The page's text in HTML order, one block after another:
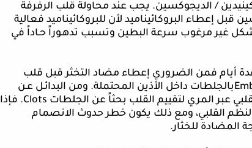
/ الديجوكسين. يجب عند محاولة قلب الرفرفة
قبل إعطاء البروكائيناميد لأن للبروكائيناميد فعالية
غير مرغوب سرعة البطين وتسبب تدهـوراً حـاداً في
عدة أيام فمن الضروري إعطاء مضاد التخثر قبل قلب
بالجلطات داخل الأذين المحتملة. ومن البدائـل عـن
عبر المري لتقييم القلب بحثاً عن الجلطات Clots. فإذا
القلبي، ومع ذلك يكون خطر حدوث الانصمام
المضادة للخثار.